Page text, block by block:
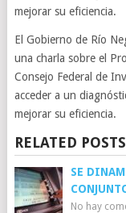
mejorar su eficiencia.
El Gobierno de Río
una charla sobre el
Consejo Federal de
acceder a un
mejorar su eficiencia.
RELATED POSTS
SE
No hay